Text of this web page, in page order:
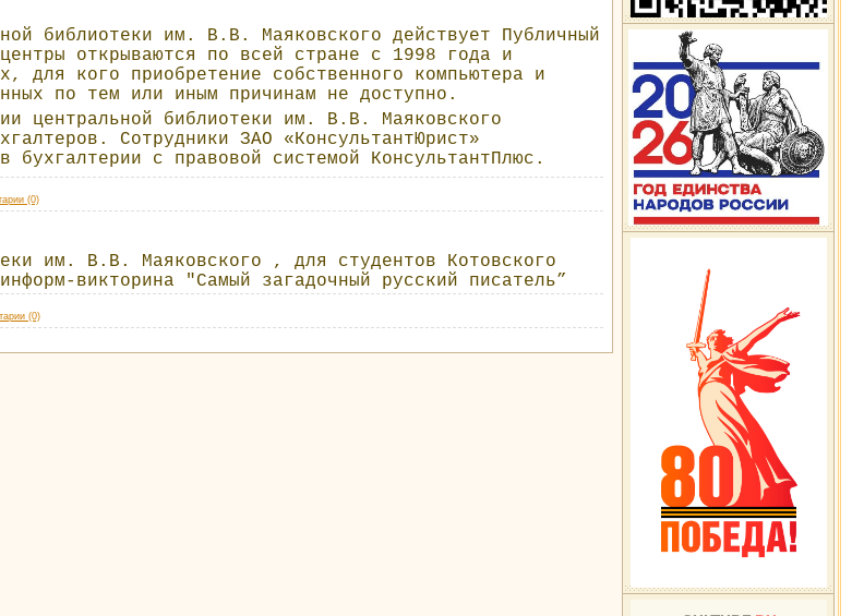
библиотеки им. В.В. Маяковского действует Публичный
открываются по всей стране с 1998 года и
для кого приобретение собственного компьютера и
по тем или иным причинам не доступно.
центральной библиотеки им. В.В. Маяковского
Сотрудники ЗАО «КонсультантЮрист»
бухгалтерии с правовой системой КонсультантПлюс.
(0)
им. В.В. Маяковского , для студентов Котовского
викторина "Самый загадочный русский писатель”
(0)